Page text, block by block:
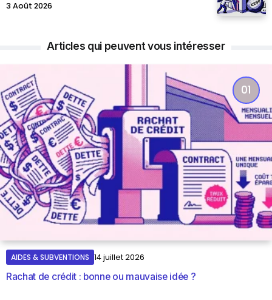
3 Août 2026
Articles qui peuvent vous intéresser
AIDES & SUBVENTIONS 14 juillet 2026
Rachat de crédit : bonne ou mauvaise idée ?